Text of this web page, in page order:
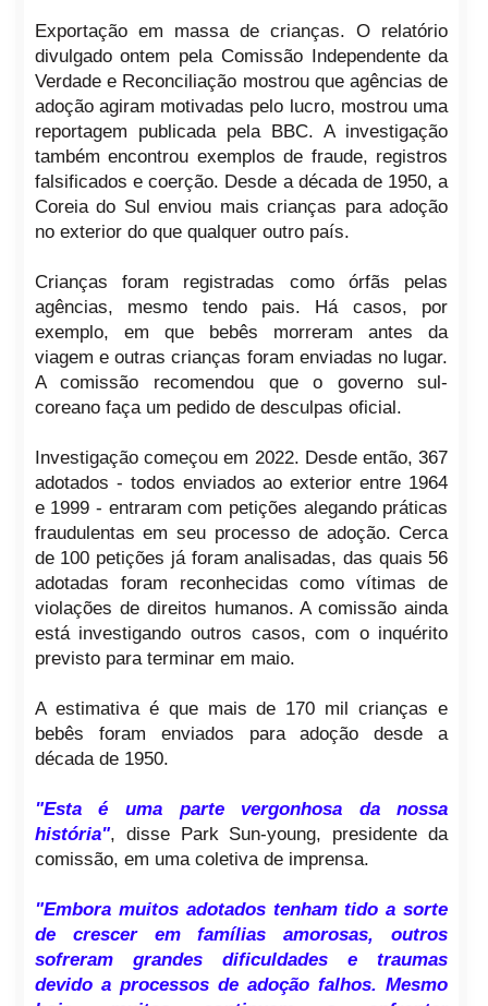
Exportação em massa de crianças. O relatório
divulgado ontem pela Comissão Independente da
Verdade e Reconciliação mostrou que agências de
adoção agiram motivadas pelo lucro, mostrou uma
reportagem publicada pela BBC. A investigação
também encontrou exemplos de fraude, registros
falsificados e coerção. Desde a década de 1950, a
Coreia do Sul enviou mais crianças para adoção
no exterior do que qualquer outro país.
Crianças foram registradas como órfãs pelas
agências, mesmo tendo pais. Há casos, por
exemplo, em que bebês morreram antes da
viagem e outras crianças foram enviadas no lugar.
A comissão recomendou que o governo sul-
coreano faça um pedido de desculpas oficial.
Investigação começou em 2022. Desde então, 367
adotados - todos enviados ao exterior entre 1964
e 1999 - entraram com petições alegando práticas
fraudulentas em seu processo de adoção. Cerca
de 100 petições já foram analisadas, das quais 56
adotadas foram reconhecidas como vítimas de
violações de direitos humanos. A comissão ainda
está investigando outros casos, com o inquérito
previsto para terminar em maio.
A estimativa é que mais de 170 mil crianças e
bebês foram enviados para adoção desde a
década de 1950.
"Esta é uma parte vergonhosa da nossa
história", disse Park Sun-young, presidente da
comissão, em uma coletiva de imprensa.
"Embora muitos adotados tenham tido a sorte
de crescer em famílias amorosas, outros
sofreram grandes dificuldades e traumas
devido a processos de adoção falhos. Mesmo